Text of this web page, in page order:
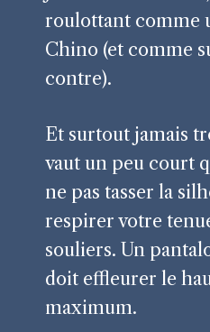
roulottant comme
Chino (et comme
contre).
Et surtout jamais
vaut un peu court
ne pas tasser la
respirer votre
souliers. Un
doit effleurer le
maximum.